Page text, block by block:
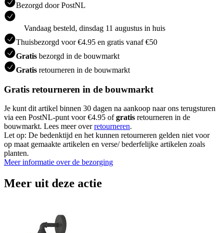
Bezorgd door PostNL
Vandaag besteld, dinsdag 11 augustus in huis
Thuisbezorgd voor €4.95 en gratis vanaf €50
Gratis bezorgd in de bouwmarkt
Gratis retourneren in de bouwmarkt
Gratis retourneren in de bouwmarkt
Je kunt dit artikel binnen 30 dagen na aankoop naar ons terugsturen
via een PostNL-punt voor €4.95 ofgratis retourneren in de
bouwmarkt. Lees meer overretourneren.
Let op: De bedenktijd en het kunnen retourneren gelden niet voor
op maat gemaakte artikelen en verse/ bederfelijke artikelen zoals
planten.
Meer informatie over de bezorging
Meer uit deze actie